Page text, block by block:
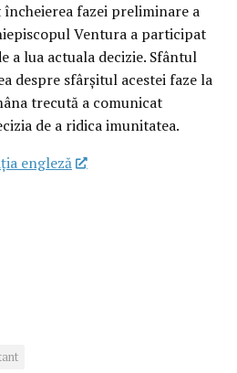
încheierea fazei preliminare a
Ventura a participat
a lua actuala decizie. Sfântul
despre sfârșitul acestei faze la
trecută a comunicat
de a ridica imunitatea.
engleză